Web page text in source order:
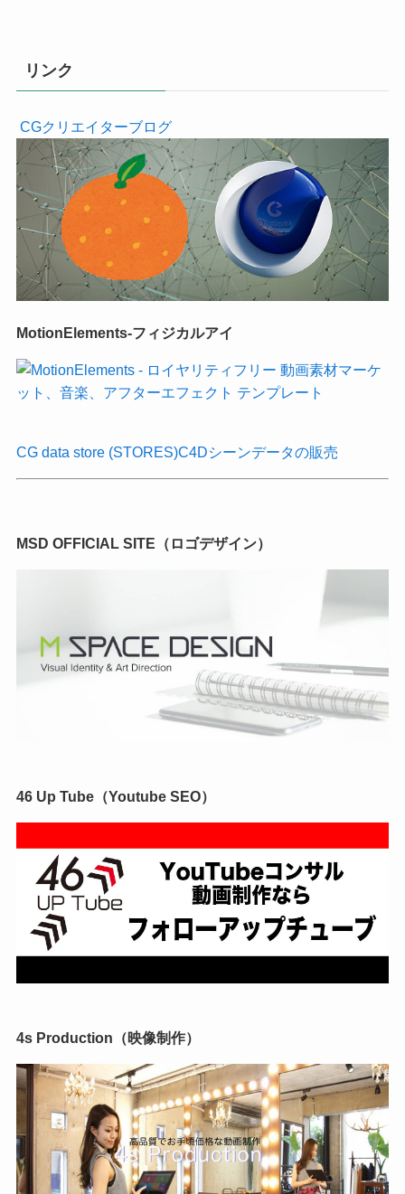
リンク
CGクリエイターブログ
MotionElements-フィジカルアイ
CG data store (STORES)C4Dシーンデータの販売
MSD OFFICIAL SITE（ロゴデザイン）
46 Up Tube（Youtube SEO）
4s Production（映像制作）